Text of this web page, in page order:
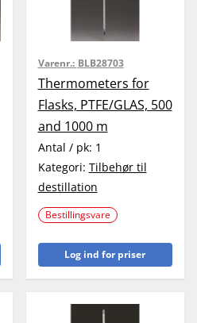
Varenr.: BLB28703
Thermometers for
Flasks, PTFE/GLAS, 500
and 1000 m
Antal / pk: 1
Kategori: Tilbehør til
destillation
Bestillingsvare
Log ind for priser